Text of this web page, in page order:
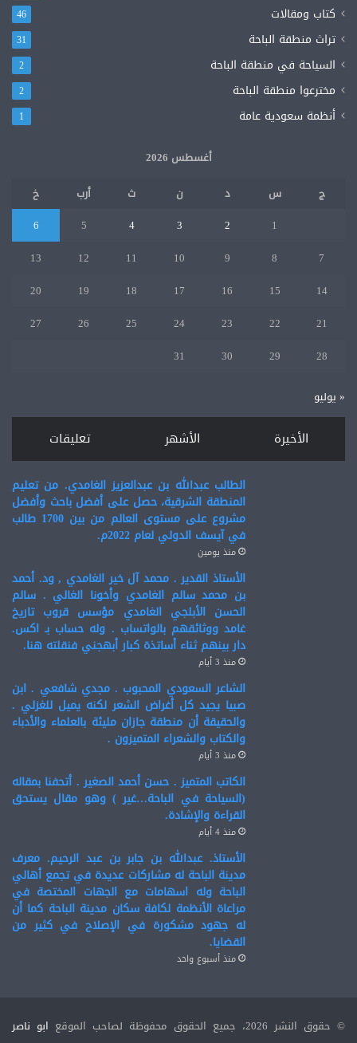
واقاف
المحافظه.
وكان
داعية.يرحمه
الله
كتاب ومقالات 46
تراث منطقة الباحة 31
السياحة في منطقة الباحة 2
مخترعوا منطقة الباحة 2
أنظمة سعودية عامة 1
أغسطس 2026
ج
س د ن ث أرب
خ
1
2
3
4
5
6
7
8
9
10
11
12
13
14
15
16
17
18
19
20
21
22
23
24
25
26
27
28
29
30
31
« يوليو
الأخيرة الأشهر تعليقات
الطالب عبدالله بن عبدالعزيز الغامدي. من تعليم
المنطقة الشرقية، حصل على أفضل باحث وأفضل
مشروع على مستوى العالم من بين 1700 طالب
في آيسف الدولي لعام 2022م.
منذ يومين
الأستاذ القدير . محمد آل خير الغامدي , ود. أحمد
بن محمد سالم الغامدي وأخونا الغالي . سالم
الحسن الأبلجي الغامدي مؤسس قروب تاريخ
غامد ووثائقهم بالواتساب . وله حساب بـ اكس.
دار بينهم ثناء أساتذة كبار أبهجني فنقلته هنا.
منذ 3 أيام
الشاعر السعودي المحبوب . مجدي شافعي . ابن
صبيا يجيد كل أغراض الشعر لكنه يميل للغزلي .
والحقيقة أن منطقة جازان مليئة بالعلماء والأدباء
والكتاب والشعراء المتميزون .
منذ 3 أيام
الكاتب المتميز . حسن أحمد الصغير . أتحفنا بمقاله
(السياحة في الباحة…غير ) وهو مقال يستحق
القراءة والإشادة.
منذ 4 أيام
الأستاذ. عبدالله بن جابر بن عبد الرحيم. معرف
مدينة الباحة له مشاركات عديدة في تجمع أهالي
الباحة وله اسهامات مع الجهات المختصة في
مراعاة الأنظمة لكافة سكان مدينة الباحة كما أن
له جهود مشكورة في الإصلاح في كثير من
القضايا.
منذ أسبوع واحد
© حقوق النشر 2026، جميع الحقوق محفوظة لصاحب الموقع
ابو ناصر